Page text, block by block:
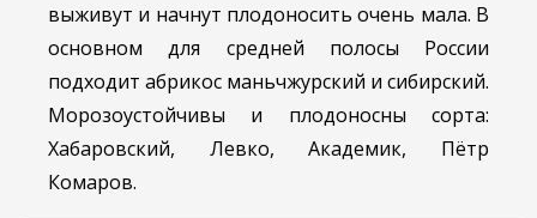
выживут и начнут плодоносить очень мала. В
основном для средней полосы России
подходит абрикос маньчжурский и сибирский.
Морозоустойчивы и плодоносны сорта:
Хабаровский, Левко, Академик, Пётр
Комаров.